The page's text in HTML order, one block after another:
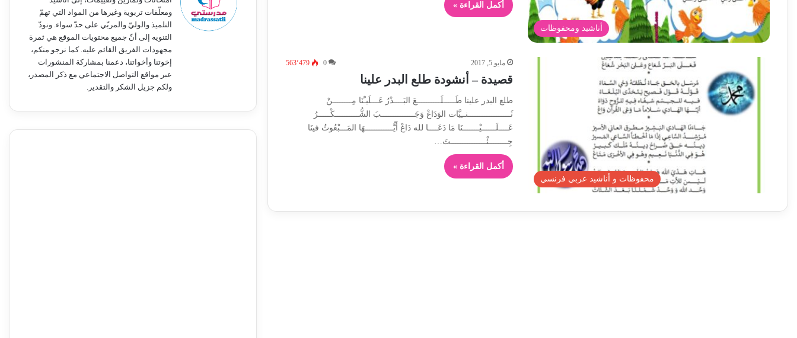
أناشيد ومحفوظات
أكمل القراءة »
محفوظات و أناشيد عربي فرنسي
مايو 5, 2017 0 563٬479
قصيدة – أنشودة طلع البدر علينا
طلع البدر علينا طَـــــلَــــــــــعَ البَــــدْرُ عَـــلَيـْنَا مِــــــــنْ
ثَــــــــــــــــــنــِيَّات الوَدَاعْ وَجَــــــــــــــبَ الشُّــــــــــكْـــــرُ
عَــــلَــــــيْـــــــنَا مَا دَعَــــا لله دَاعْ أَيُّــــــــــــهَا المَـــبْعُوثُ فينَا
جِــــــــئْـــــــــــــــتَ…
أكمل القراءة »
ومعلّقات تربوية وغيرها من المواد التي تهمّ
التلميذ والوليّ والمربّي على حدّ سواء. ونودّ
التنويه إلى أنّ جميع محتويات الموقع هي ثمرة
مجهودات الفريق القائم عليه. كما نرجو منكم،
إخوتنا وأخواتنا، دعمنا بمشاركة المنشورات
عبر مواقع التواصل الاجتماعي مع ذكر المصدر،
ولكم جزيل الشكر والتقدير.